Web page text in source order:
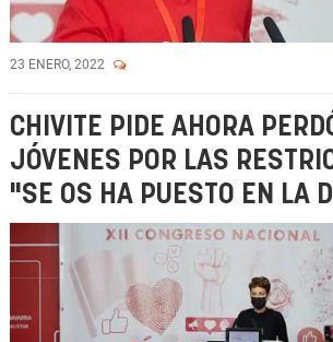
23 ENERO, 2022
CHIVITE PIDE AHORA
JÓVENES POR LAS
"SE OS HA PUESTO EN LA